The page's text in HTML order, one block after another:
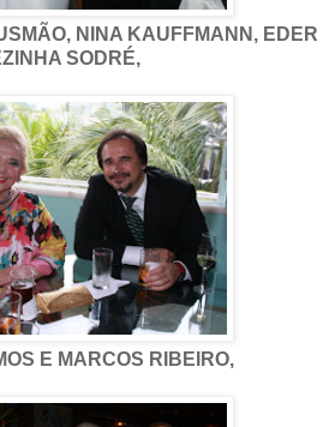
NINA KAUFFMANN, EDER
SODRÉ,
E MARCOS RIBEIRO,